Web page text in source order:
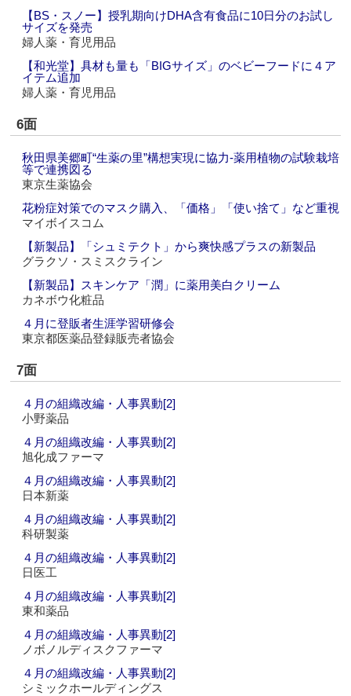
【BS・スノー】授乳期向けDHA含有食品に10日分のお試し
サイズを発売
婦人薬・育児用品
【和光堂】具材も量も「BIGサイズ」のベビーフードに４ア
イテム追加
婦人薬・育児用品
6面
秋田県美郷町“生薬の里”構想実現に協力‐薬用植物の試験栽培
等で連携図る
東京生薬協会
花粉症対策でのマスク購入、「価格」「使い捨て」など重視
マイボイスコム
【新製品】「シュミテクト」から爽快感プラスの新製品
グラクソ・スミスクライン
【新製品】スキンケア「潤」に薬用美白クリーム
カネボウ化粧品
４月に登販者生涯学習研修会
東京都医薬品登録販売者協会
7面
４月の組織改編・人事異動[2]
小野薬品
４月の組織改編・人事異動[2]
旭化成ファーマ
４月の組織改編・人事異動[2]
日本新薬
４月の組織改編・人事異動[2]
科研製薬
４月の組織改編・人事異動[2]
日医工
４月の組織改編・人事異動[2]
東和薬品
４月の組織改編・人事異動[2]
ノボノルディスクファーマ
４月の組織改編・人事異動[2]
シミックホールディングス